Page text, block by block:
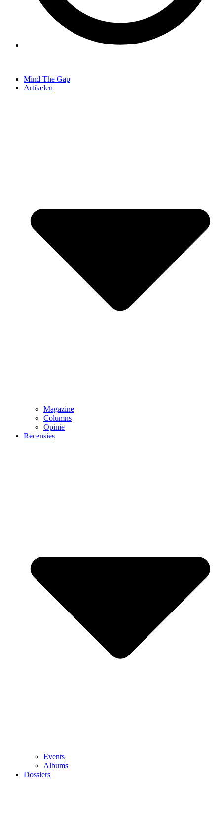
Mind The Gap
Artikelen
Magazine
Columns
Opinie
Recensies
Events
Albums
Dossiers